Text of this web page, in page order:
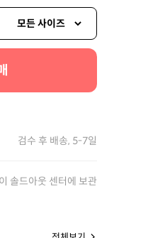
모든 사이즈
검수 후 배송, 5-7일
솔드아웃 센터에 보관